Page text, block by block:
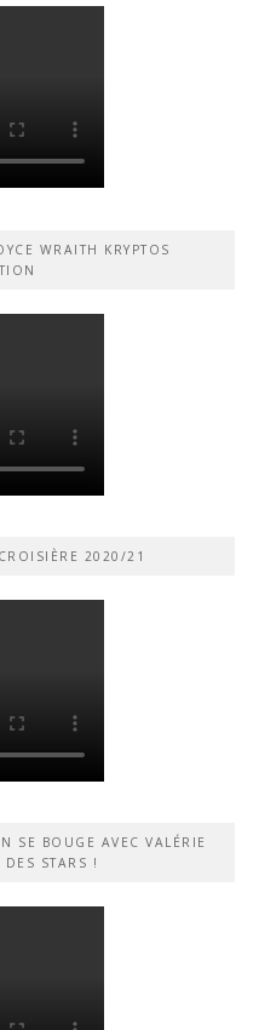
WRAITH KRYPTOS
2020/21
SE BOUGE AVEC VALÉRIE
STARS !